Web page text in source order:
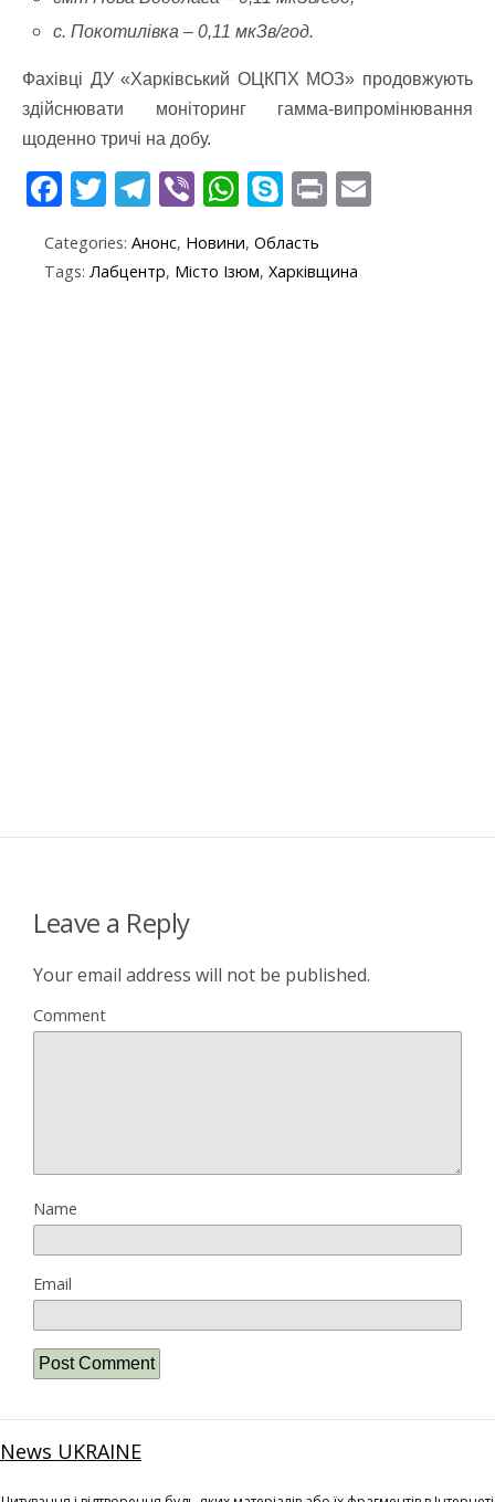
с. Покотилівка – 0,11 мкЗв/год.
Фахівці ДУ «Харківський ОЦКПХ МОЗ» продовжують
здійснювати моніторинг гамма-випромінювання
щоденно тричі на добу.
F
e
b
T
itt
er
T
e
gr
Vi
er
W
at
S
y
p
Pr
t
Categories: Анонс, Новини, Область
Tags: Лабцентр, Місто Ізюм, Харківщина
Leave a Reply
Your email address will not be published.
Comment
Name
Email
News UKRAINE